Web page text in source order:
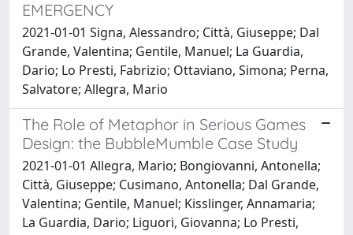
EMERGENCY
2021-01-01 Signa, Alessandro; Città, Giuseppe; Dal
Grande, Valentina; Gentile, Manuel; La Guardia,
Dario; Lo Presti, Fabrizio; Ottaviano, Simona; Perna,
Salvatore; Allegra, Mario
The Role of Metaphor in Serious Games
Design: the BubbleMumble Case Study
2021-01-01 Allegra, Mario; Bongiovanni, Antonella;
Città, Giuseppe; Cusimano, Antonella; Dal Grande,
Valentina; Gentile, Manuel; Kisslinger, Annamaria;
La Guardia, Dario; Liguori, Giovanna; Lo Presti,